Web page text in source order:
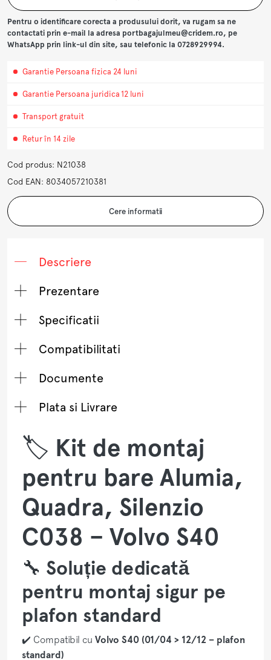
Pentru o identificare corecta a produsului dorit, va rugam sa ne
contactati prin e-mail la adresa portbagajulmeu@cridem.ro, pe
WhatsApp prin link-ul din site, sau telefonic la 0728929994.
Garantie Persoana fizica 24 luni
Garantie Persoana juridica 12 luni
Transport gratuit
Retur în 14 zile
Cod produs: N21038
Cod EAN: 8034057210381
Cere informatii
Descriere
Prezentare
Specificatii
Compatibilitati
Documente
Plata si Livrare
🏷️ Kit de montaj
pentru bare Alumia,
Quadra, Silenzio
C038 – Volvo S40
🔧 Soluție dedicată
pentru montaj sigur pe
plafon standard
✔️ Compatibil cu Volvo S40 (01/04 > 12/12 – plafon
standard)